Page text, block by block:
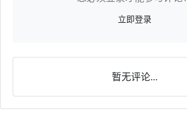
立即登录
暂无评论...